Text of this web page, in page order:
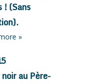
! (Sans
»
au Père-